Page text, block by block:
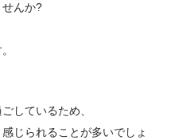
んか?
しているため、
じられることが多いでしょ